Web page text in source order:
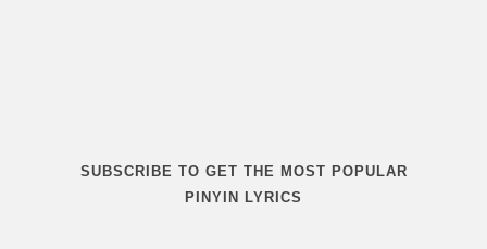
SUBSCRIBE TO GET THE MOST POPULAR
PINYIN LYRICS